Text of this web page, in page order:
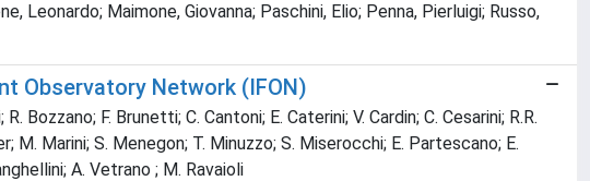
Leonardo; Maimone, Giovanna; Paschini, Elio; Penna, Pierluigi; Russo,
Observatory Network (IFON)
Bozzano; F. Brunetti; C. Cantoni; E. Caterini; V. Cardin; C. Cesarini; R.R.
M. Marini; S. Menegon; T. Minuzzo; S. Miserocchi; E. Partescano; E.
A. Vetrano ; M. Ravaioli